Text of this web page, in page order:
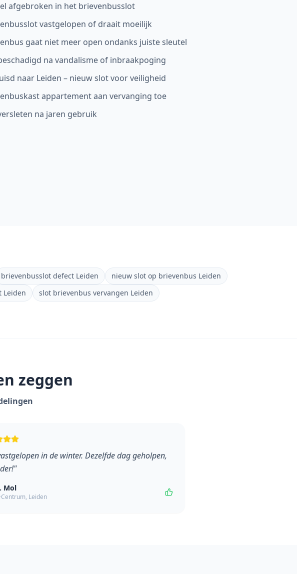
afgebroken in het brievenbusslot
vastgelopen of draait moeilijk
gaat niet meer open ondanks juiste sleutel
na vandalisme of inbraakpoging
naar Leiden – nieuw slot voor veiligheid
appartement aan vervanging toe
na jaren gebruik
brievenbusslot defect Leiden
nieuw slot op brievenbus Leiden
Leiden
slot brievenbus vervangen Leiden
zeggen
in de winter. Dezelfde dag geholpen,
"
Mol
Centrum, Leiden